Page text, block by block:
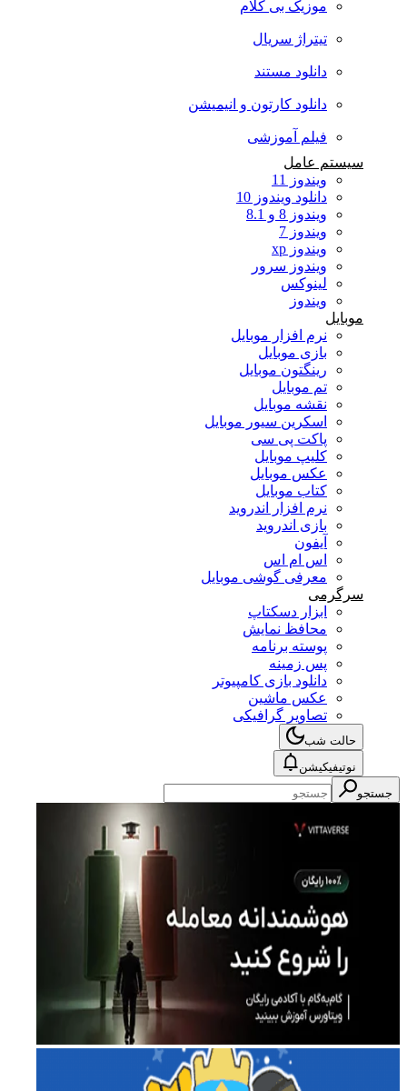
موزیک بی کلام
تیتراژ سریال
دانلود مستند
دانلود کارتون و انیمیشن
فیلم آموزشی
سیستم عامل
ویندوز 11
دانلود ویندوز 10
ویندوز 8 و 8.1
ویندوز 7
ویندوز xp
ویندوز سرور
لینوکس
ویندوز
موبایل
نرم افزار موبایل
بازی موبایل
رینگتون موبایل
تم موبایل
نقشه موبایل
اسکرین سیور موبایل
پاکت پی سی
کلیپ موبایل
عکس موبایل
کتاب موبایل
نرم افزار اندروید
بازی اندروید
آیفون
اس ام اس
معرفی گوشی موبایل
سرگرمی
ابزار دسکتاپ
محافظ نمایش
پوسته برنامه
پس زمینه
دانلود بازی کامپیوتر
عکس ماشین
تصاویر گرافیکی
حالت شب
نوتیفیکیشن
جستجو